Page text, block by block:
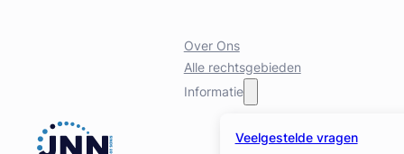
Over Ons
Alle rechtsgebieden
Informatie
Veelgestelde vragen